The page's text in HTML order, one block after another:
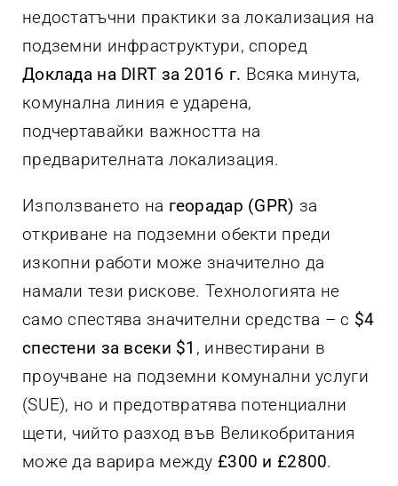
недостатъчни практики за локализация на
подземни инфраструктури, според
Доклада на DIRT за 2016 г. Всяка минута,
комунална линия е ударена,
подчертавайки важността на
предварителната локализация.
Използването на георадар (GPR) за
откриване на подземни обекти преди
изкопни работи може значително да
намали тези рискове. Технологията не
само спестява значителни средства – с $4
спестени за всеки $1 , инвестирани в
проучване на подземни комунални услуги
(SUE), но и предотвратява потенциални
щети, чийто разход във Великобритания
може да варира между £300 и £2800.